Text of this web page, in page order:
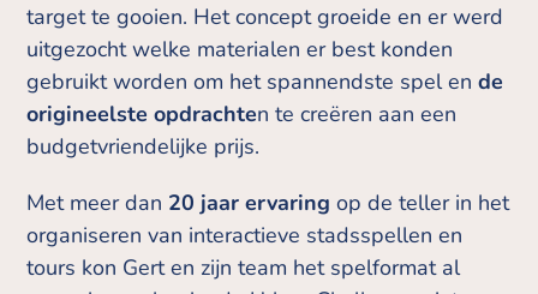
target te gooien. Het concept groeide en er werd
uitgezocht welke materialen er best konden
gebruikt worden om het spannendste spel ende
origineelste opdrachten te creëren aan een
budgetvriendelijke prijs.
Met meer dan 20 jaar ervaring op de teller in het
organiseren van interactieve stadsspellen en
tours kon Gert en zijn team het spelformat al